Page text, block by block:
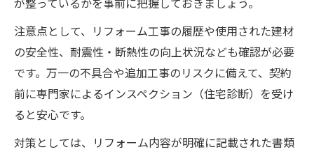
注意点として、リフォーム工事の履歴や使用された建材
の安全性、耐震性・断熱性の向上状況なども確認が必要
です。万一の不具合や追加工事のリスクに備えて、契約
前に専門家によるインスペクション（住宅診断）を受け
ると安心です。
対策としては、リフォーム内容が明確に記載された書類